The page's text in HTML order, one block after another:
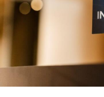
coworking prostori
regijama koje nisu
podršku i ulaganja
održivost ovakvih